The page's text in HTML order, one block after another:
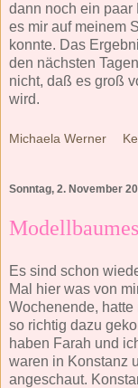
dann noch ein paar
es mir auf meinem
konnte. Das
den nächsten
nicht, daß es groß
wird.
Michaela Werner
Sonntag, 2. November
Es sind schon
Mal hier was von
Wochenende,
so richtig dazu
haben Farah und
waren in Konstanz
angeschaut.